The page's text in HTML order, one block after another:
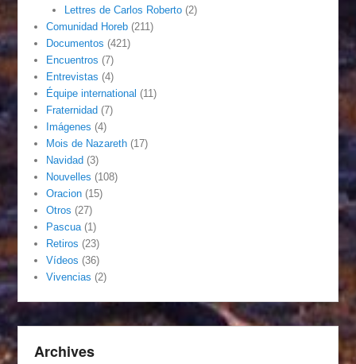
Lettres de Carlos Roberto(2)
Comunidad Horeb (211)
Documentos (421)
Encuentros (7)
Entrevistas (4)
Équipe international (11)
Fraternidad (7)
Imágenes (4)
Mois de Nazareth (17)
Navidad (3)
Nouvelles (108)
Oracion (15)
Otros (27)
Pascua (1)
Retiros (23)
Vídeos (36)
Vivencias (2)
Archives